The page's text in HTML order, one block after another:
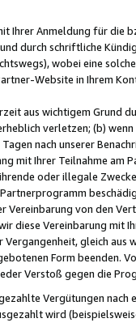
Ihrer Anmeldung für die
durch schriftliche
wobei eine
Website in Ihrem
aus wichtigem Grund
verletzen; (b)
nach unserer
mit Ihrer Teilnahme am
oder illegale
Vereinbarung von den
diese Vereinbarung mit
Vergangenheit, gleich
Form beenden.
Verstoß gegen die
Vergütungen
wird